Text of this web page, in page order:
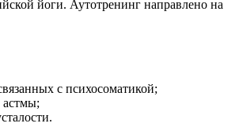
йоги. Аутотренинг направлено на
с психосоматикой;
астмы;